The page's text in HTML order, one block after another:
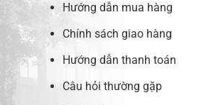
Hướng dẫn mua hàng
Chính sách giao hàng
Hướng dẫn thanh toán
Câu hỏi thường gặp